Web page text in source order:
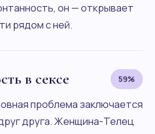
он — открывает
рядом с ней.
в сексе 59%
проблема заключается
друга. Женщина-Телец